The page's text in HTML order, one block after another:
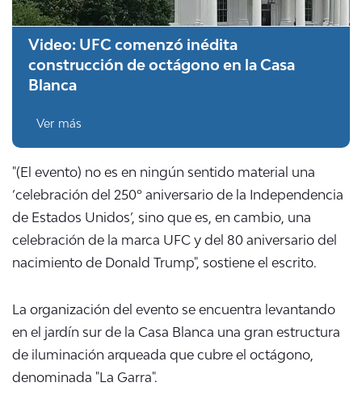
Video: UFC comenzó inédita
construcción de octágono en la Casa
Blanca
Ver más
"(El evento) no es en ningún sentido material una
‘celebración del 250º aniversario de la Independencia
de Estados Unidos’, sino que es, en cambio, una
celebración de la marca UFC y del 80 aniversario del
nacimiento de Donald Trump", sostiene el escrito.
La organización del evento se encuentra levantando
en el jardín sur de la Casa Blanca una gran estructura
de iluminación arqueada que cubre el octágono,
denominada "La Garra".